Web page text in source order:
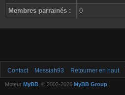
Membres parrainés : 0
Contact Messiah93 Retourner en haut
Moteur MyBB , © 2002-2026 MyBB Group